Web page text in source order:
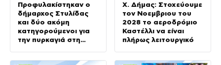
Προφυλακίστηκαν ο
δήμαρχος Στυλίδας
και δύο ακόμη
κατηγορούμενοι για
την πυρκαγιά στη
Χ. Δήμας: Στοχεύουμε
τον Νοεμβριου του
2028 το αεροδρόμιο
Καστέλλι να είναι
πλήρως λειτουργικό